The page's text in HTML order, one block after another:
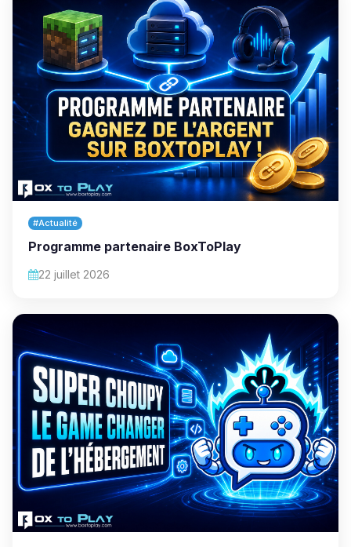
#Actualité
Programme partenaire BoxToPlay
22 juillet 2026